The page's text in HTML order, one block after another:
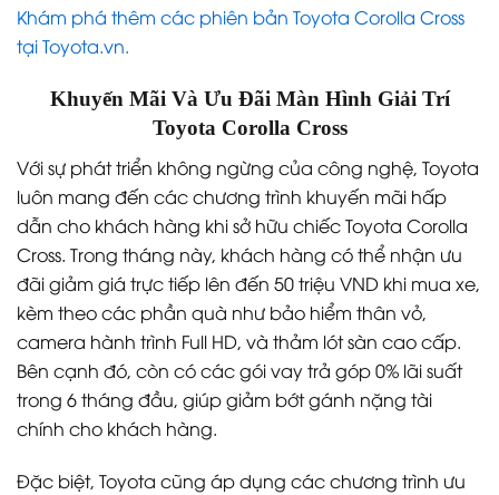
Khám phá thêm các phiên bản Toyota Corolla Cross
tại Toyota.vn.
Khuyến Mãi Và Ưu Đãi Màn Hình Giải Trí
Toyota Corolla Cross
Với sự phát triển không ngừng của công nghệ, Toyota
luôn mang đến các chương trình khuyến mãi hấp
dẫn cho khách hàng khi sở hữu chiếc Toyota Corolla
Cross. Trong tháng này, khách hàng có thể nhận ưu
đãi giảm giá trực tiếp lên đến 50 triệu VND khi mua xe,
kèm theo các phần quà như bảo hiểm thân vỏ,
camera hành trình Full HD, và thảm lót sàn cao cấp.
Bên cạnh đó, còn có các gói vay trả góp 0% lãi suất
trong 6 tháng đầu, giúp giảm bớt gánh nặng tài
chính cho khách hàng.
Đặc biệt, Toyota cũng áp dụng các chương trình ưu